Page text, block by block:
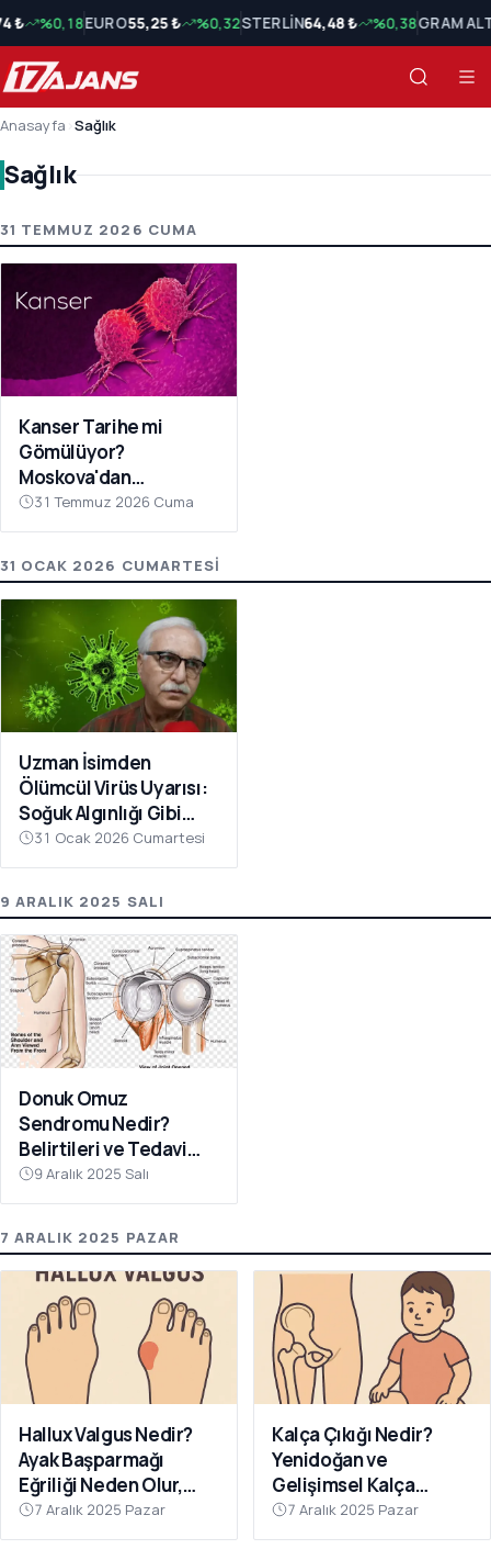
₺ %0,18EURO55,25 ₺ %0,32STERLİN64,48 ₺ %0,38GRAM
Anasayfa Sağlık
Sağlık
Sağlık Son Haberler
31 TEMMUZ 2026 CUMA
Kanser Tarihe mi
Gömülüyor?
Moskova'dan
Heyecanlandıran
Haber
31 Temmuz 2026 Cuma
31 OCAK 2026 CUMARTESI
Uzman İsimden
Ölümcül Virüs Uyarısı:
Soğuk Algınlığı Gibi
Başlıyor, Bu Belirtilere
Dikkat
31 Ocak 2026 Cumartesi
9 ARALIK 2025 SALI
Donuk Omuz
Sendromu Nedir?
Belirtileri ve Tedavi
Yöntemleri
9 Aralık 2025 Salı
7 ARALIK 2025 PAZAR
Hallux Valgus Nedir?
Ayak Başparmağı
Eğriliği Neden Olur,
Nasıl Önlenir?
7 Aralık 2025 Pazar
Kalça Çıkığı Nedir?
Yenidoğan ve
Gelişimsel Kalça
Çıkığında Erken Tanının
Önemi
7 Aralık 2025 Pazar